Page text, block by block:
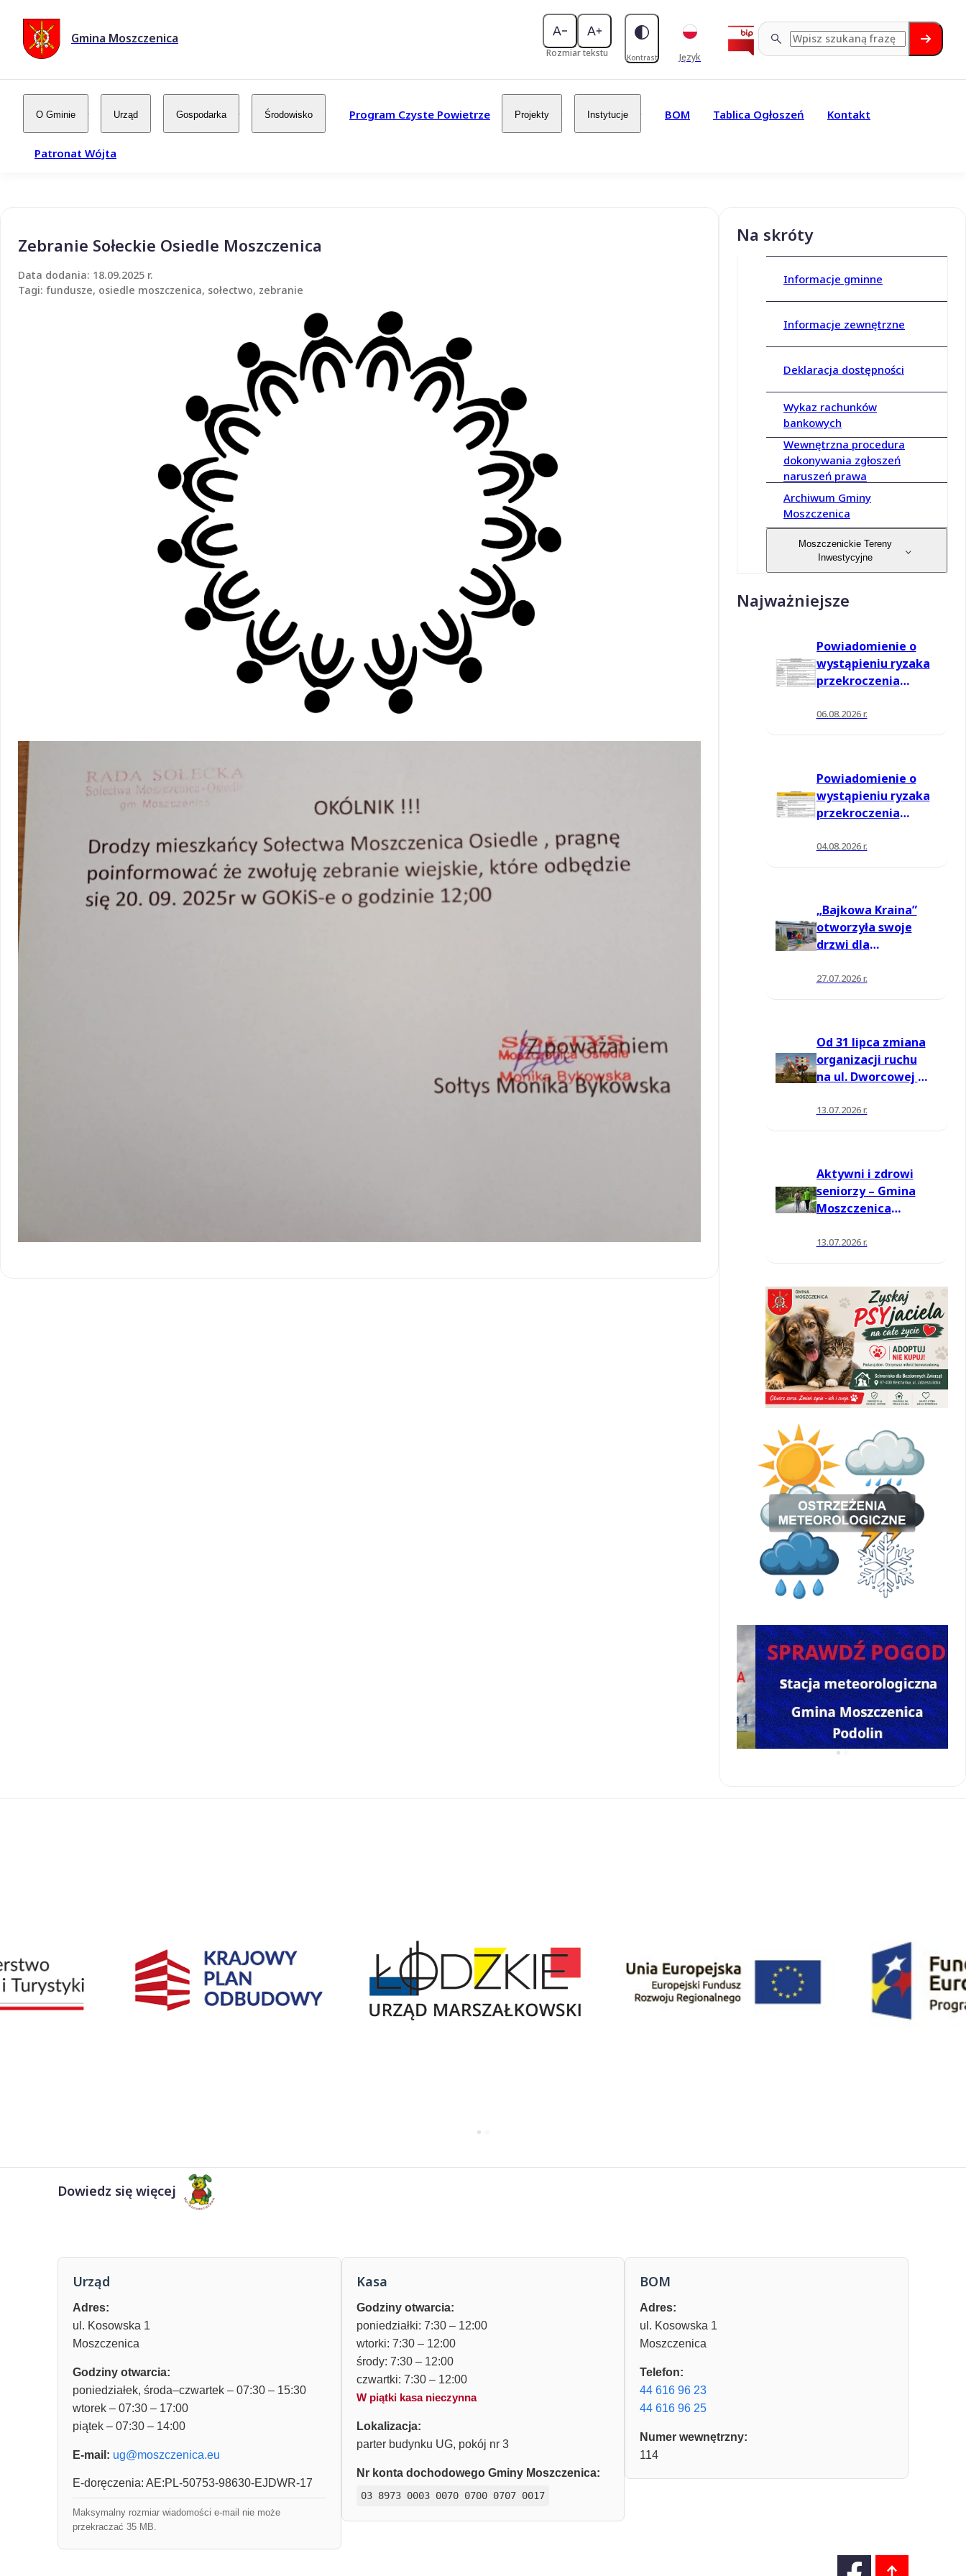
Gmina Moszczenica
Rozmiar tekstu Kontrast Język
O Gminie Urząd Gospodarka Środowisko Program Czyste Powietrze Projekty Instytucje BOM Tablica Ogłoszeń Kontakt
Patronat Wójta
Zebranie Sołeckie Osiedle Moszczenica
Data dodania: 18.09.2025 r.
Tagi: fundusze, osiedle moszczenica, sołectwo, zebranie
Na skróty
Informacje gminne
Informacje zewnętrzne
Deklaracja dostępności
Wykaz rachunków
bankowych
Wewnętrzna procedura
dokonywania zgłoszeń
naruszeń prawa
Archiwum Gminy
Moszczenica
Moszczenickie Tereny
Inwestycyjne
Najważniejsze
Powiadomienie o
wystąpieniu ryzaka
przekroczenia
informowania dla
06.08.2026 r.
Powiadomienie o
wystąpieniu ryzaka
przekroczenia
informowania dla
04.08.2026 r.
„Bajkowa Kraina”
otworzyła swoje
drzwi dla
27.07.2026 r.
Od 31 lipca zmiana
organizacji ruchu
na ul. Dworcowej w
13.07.2026 r.
Aktywni i zdrowi
seniorzy – Gmina
Moszczenica
na nowe zajęcia
13.07.2026 r.
Dowiedz się więcej
Urząd
Adres:
ul. Kosowska 1
Moszczenica
Godziny otwarcia:
poniedziałek, środa–czwartek – 07:30 – 15:30
wtorek – 07:30 – 17:00
piątek – 07:30 – 14:00
E-mail: ug@moszczenica.eu
E-doręczenia: AE:PL-50753-98630-EJDWR-17
Maksymalny rozmiar wiadomości e-mail nie może
przekraczać 35 MB.
Kasa
Godziny otwarcia:
poniedziałki: 7:30 – 12:00
wtorki: 7:30 – 12:00
środy: 7:30 – 12:00
czwartki: 7:30 – 12:00
W piątki kasa nieczynna
Lokalizacja:
parter budynku UG, pokój nr 3
Nr konta dochodowego Gminy Moszczenica:
03 8973 0003 0070 0700 0707 0017
BOM
Adres:
ul. Kosowska 1
Moszczenica
Telefon:
44 616 96 23
44 616 96 25
Numer wewnętrzny:
114